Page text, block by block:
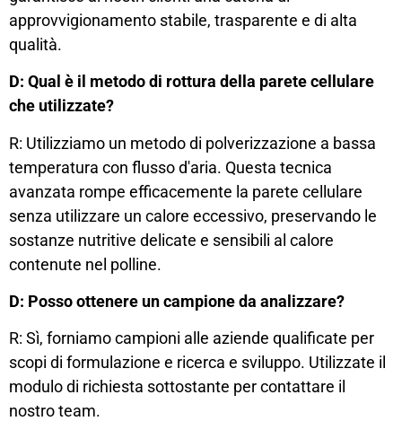
approvvigionamento stabile, trasparente e di alta
qualità.
D: Qual è il metodo di rottura della parete cellulare
che utilizzate?
R: Utilizziamo un metodo di polverizzazione a bassa
temperatura con flusso d'aria. Questa tecnica
avanzata rompe efficacemente la parete cellulare
senza utilizzare un calore eccessivo, preservando le
sostanze nutritive delicate e sensibili al calore
contenute nel polline.
D: Posso ottenere un campione da analizzare?
R: Sì, forniamo campioni alle aziende qualificate per
scopi di formulazione e ricerca e sviluppo. Utilizzate il
modulo di richiesta sottostante per contattare il
nostro team.